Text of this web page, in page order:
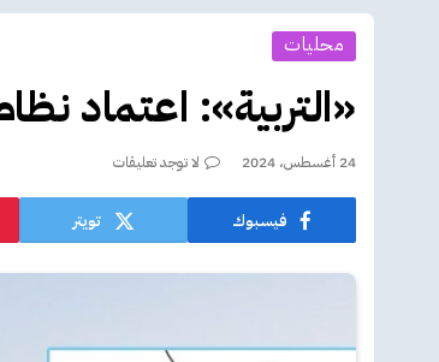
محليات
«التربية»: اعتماد
24 أغسطس، 2024 لا توجد تعليقات
فيسبوك تويتر